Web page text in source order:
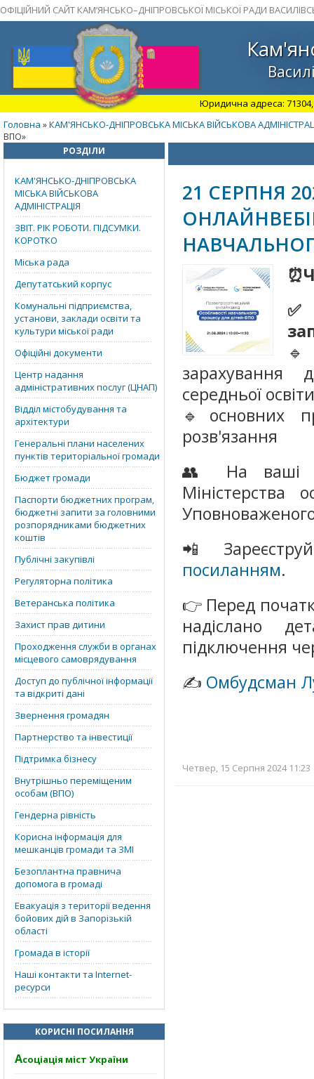
ОФІЦІЙНИЙ САЙТ КАМ’ЯНСЬКО–ДНІПРОВСЬКОЇ МІСЬКОЇ РАДИ
Юридична адреса: 71304,
Головна »КАМ'ЯНСЬКО-ДНІПРОВСЬКА МІСЬКА ВІЙСЬКОВА
ВПО»
РОЗДІЛИ
КАМ'ЯНСЬКО-ДНІПРОВСЬКА
МІСЬКА ВІЙСЬКОВА
АДМІНІСТРАЦІЯ
ЗВІТ. РІК РОБОТИ. ПІДСУМКИ.
КОРОТКО
Міська рада
Депутатський корпус
Комунальні підприємства,
установи, заклади освіти та
культури міської ради
Офіційні документи
Центр надання
адміністративних послуг (ЦНАП)
Відділ містобудування та
архітектури
Генеральні плани населених
пунктів територіальної громади
Бюджет громади
Паспорти бюджетних програм,
бюджетні запити за головними
розпорядниками бюджетних
коштів
Публічні закупівлі
Регуляторна політика
Ветеранська політика
Захист прав дитини
Проходження служби в органах
місцевого самоврядування
Доступ до публічної інформації
та відкриті дані
Звернення громадян
Партнерство та інвестиції
Підтримка бізнесу
Внутрішньо переміщеним
особам (ВПО)
Гендерна рівність
Корисна інформація для
мешканців громади та ЗМІ
Безоплантна правнича
допомога в громаді
Евакуація з території ведення
бойових дій в Запорізькій
області
Громада в історії
Наші контакти та Internet-
ресурси
КОРИСНІ ПОСИЛАННЯ
Асоціація міст України
21 СЕРПНЯ
зарахування
середньої
🔹основних
розв'язання
👥 На ваші
Міністерства
📲
посиланням.
👉 Перед
надіслано
підключення
✍️ Омбудсман
Четвер, 15 Серпня 2024 11:23